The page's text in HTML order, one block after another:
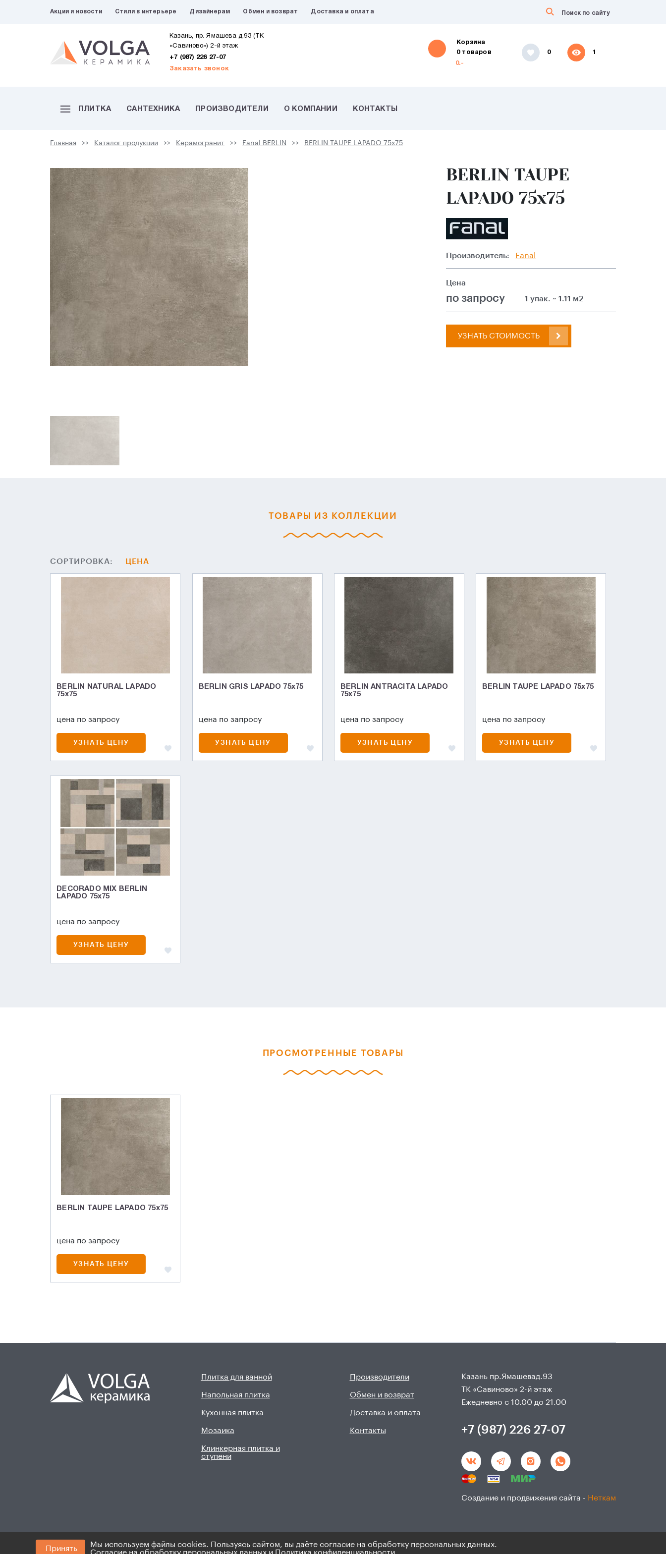
Акции и новости Стили в интерьере Дизайнерам Обмен и возврат Доставка и оплата
Казань, пр. Ямашева д.93 (ТК
«Савиново») 2-й этаж
+7 (987) 226 27-07
Заказать звонок
Корзина
0 товаров
0.-
0 1
ПЛИТКА САНТЕХНИКА ПРОИЗВОДИТЕЛИ О КОМПАНИИ КОНТАКТЫ
Главная Каталог продукции Керамогранит Fanal BERLIN BERLIN TAUPE LAPADO 75х75
BERLIN TAUPE
LAPADO 75х75
Производитель: Fanal
Цена
по запросу 1 упак. ~ 1.11 м2
УЗНАТЬ СТОИМОСТЬ
ТОВАРЫ ИЗ КОЛЛЕКЦИИ
СОРТИРОВКА: ЦЕНА
BERLIN NATURAL LAPADO
75х75
цена по запросу
УЗНАТЬ ЦЕНУ
BERLIN GRIS LAPADO 75х75
цена по запросу
УЗНАТЬ ЦЕНУ
BERLIN ANTRACITA LAPADO
75х75
цена по запросу
УЗНАТЬ ЦЕНУ
BERLIN TAUPE LAPADO 75х75
цена по запросу
УЗНАТЬ ЦЕНУ
DECORADO MIX BERLIN
LAPADO 75х75
цена по запросу
УЗНАТЬ ЦЕНУ
ПРОСМОТРЕННЫЕ ТОВАРЫ
BERLIN TAUPE LAPADO 75х75
цена по запросу
УЗНАТЬ ЦЕНУ
Плитка для ванной
Напольная плитка
Кухонная плитка
Мозаика
Клинкерная плитка и
ступени
Производители
Обмен и возврат
Доставка и оплата
Контакты
Казань пр.Ямашевад.93
ТК «Савиново» 2-й этаж
Ежедневно с 10.00 до 21.00
+7 (987) 226 27-07
Создание и продвижения сайта - Неткам
© 2008 - 2026. ИП Хадыев Р.И.(ИНН 166010471459). Не является публичной офертой.Политика по персональным данным и согласие на ихобработку
Принять
Мы используем файлы cookies. Пользуясь сайтом, вы даёте согласие на обработку персональных данных.
Согласие на обработку персональных данных и Политика конфиденциальности.